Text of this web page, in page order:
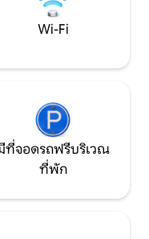
Wi-Fi
ที่จอดรถฟรีบริเวณ
ที่พัก